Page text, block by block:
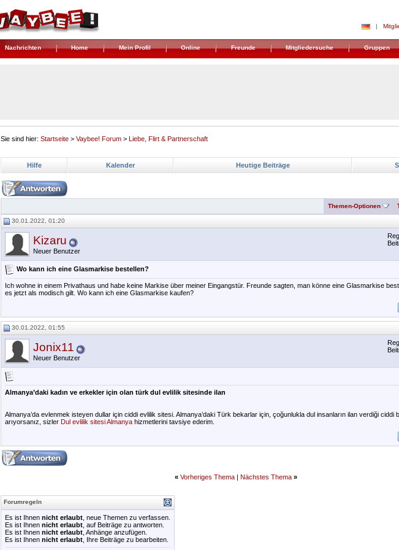
|
Nachrichten Home Mein Profil Online Freunde Mitgliedersuche Gruppen
Sie sind hier: Startseite > Vaybee! Forum > Liebe, Flirt & Partnerschaft
Hilfe Kalender Heutige Beiträge
Themen-Optionen
30.01.2022, 01:20
Kizaru
Neuer Benutzer
Wo kann ich eine Glasmarkise bestellen?
Ich wohne in einem Privathaus und habe keine Markise über meiner Eingangstür. Freunde sagten, man könne eine Glasmarkise
es jetzt als modisch gilt. Wo kann ich eine Glasmarkise kaufen?
30.01.2022, 01:55
Jonix11
Neuer Benutzer
Almanya’daki kadın ve erkekler için olan türk dul evlilik sitesinde ilan
Almanya’da evlenmek isteyen dullar için ciddi evlilik sitesi. Almanya’daki Türk bekarlar için, çoğunlukla dul insanların ilan verdiği ciddi
arıyorsanız, sizler Dul evlilik sitesi Almanya hizmetlerini tavsiye ederim.
« Vorheriges Thema | Nächstes Thema »
Forumregeln
Es ist Ihnen nicht erlaubt , neue Themen zu verfassen.
Es ist Ihnen nicht erlaubt , auf Beiträge zu antworten.
Es ist Ihnen nicht erlaubt , Anhänge anzufügen.
Es ist Ihnen nicht erlaubt , Ihre Beiträge zu bearbeiten.